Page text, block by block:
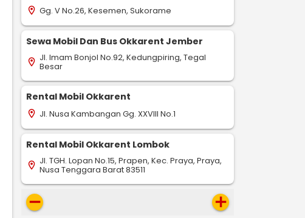
location_on Gg. V No.26, Kesemen, Sukorame
Sewa Mobil Dan Bus Okkarent Jember
location_on Jl. Imam Bonjol No.92, Kedungpiring, Tegal
Besar
Rental Mobil Okkarent
location_on Jl. Nusa Kambangan Gg. XXVIII No.1
Rental Mobil Okkarent Lombok
location_on Jl. TGH. Lopan No.15, Prapen, Kec. Praya, Praya,
Nusa Tenggara Barat 83511
remove add